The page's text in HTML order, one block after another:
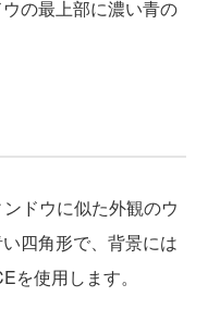
の最上部に濃い青の
ドウに似た外観のウ
四角形で、背景には
を使用します。